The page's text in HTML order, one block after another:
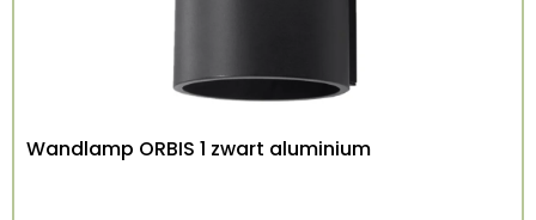
lengte 45.0 cm, breedte 45.0 cm,
hoogte 35.0 cm
EAN-code: 5903282776708
Wandlamp ORBIS 1 zwart aluminium